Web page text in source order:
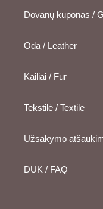
Dovanų kuponas /
Oda / Leather
Kailiai / Fur
Tekstilė / Textile
Užsakymo
DUK / FAQ